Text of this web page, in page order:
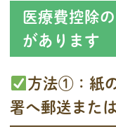
医療費控除
があります
方法①：紙
署へ郵送また